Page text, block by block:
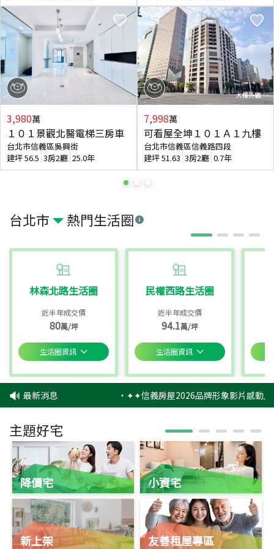
台北市 熱門生活圈
林森北路生活圈
近半年成交價
80萬/坪
生活圈資訊
民權西路生活圈
近半年成交價
94.1萬/坪
生活圈資訊
3,980萬
１０１景觀北醫電梯三房車
台北市信義區吳興街
建坪56.5 3房2廳 25.0年
7,998萬
可看屋全坤１０１Ａ１九樓
台北市信義區信義路四段
建坪51.63 3房2廳 0.7年
最新消息 ‧✦✦信義房屋2026品牌形象影片感動上
主題好宅
降價宅
新上架
小資宅
友善租屋專區